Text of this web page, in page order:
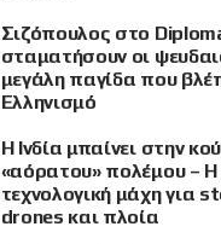
Σιζόπουλος στο
σταματήσουν οι
μεγάλη παγίδα που
Ελληνισμό
Η Ινδία μπαίνει στην
«αόρατου» πολέμου – Η
τεχνολογική μάχη για
drones και πλοία